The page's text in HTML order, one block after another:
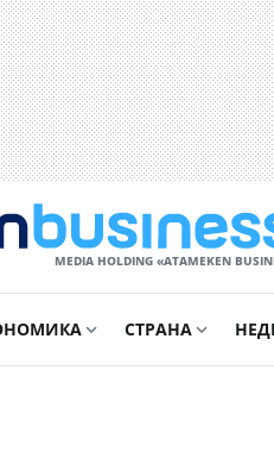
MEDIA HOLDING «ATAMEKЕN
СТРАНА